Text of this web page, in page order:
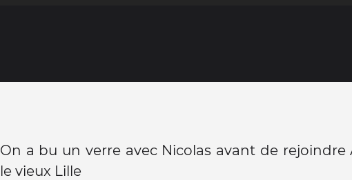
On a bu un verre avec Nicolas avant de rejoindre
le vieux Lille